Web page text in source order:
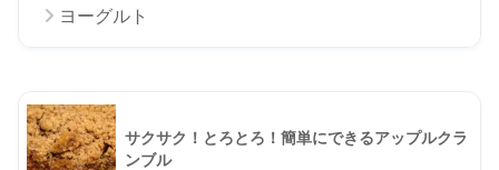
ヨーグルト
サクサク！とろとろ！簡単にできるアップルクラ
ンブル